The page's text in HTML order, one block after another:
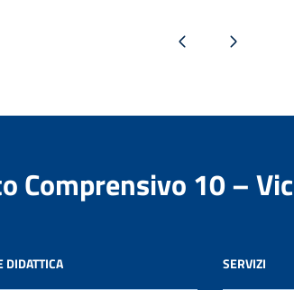
Pagina precedentePagina successiva
Comprensivo 10 –
DIDATTICA SERVIZI